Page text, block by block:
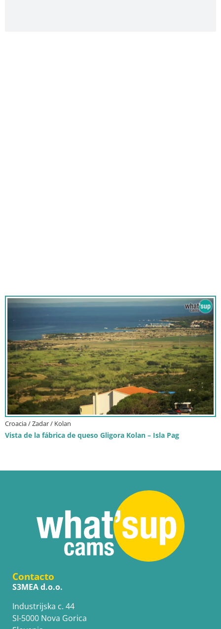
Croacia / Zadar / Kolan
Vista de la fábrica de queso Gligora Kolan – Isla Pag
Contacto
S3MEA d.o.o.
Industrijska c. 44
SI-5000 Nova Gorica